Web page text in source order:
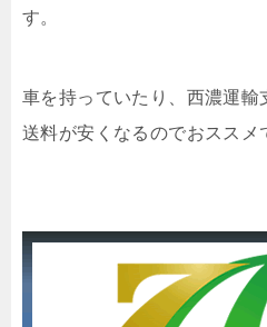
す。
車を持っていたり、西濃運輸
送料が安くなるのでおススメ